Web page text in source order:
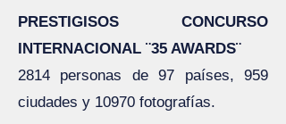
PRESTIGISOS CONCURSO
INTERNACIONAL ¨35 AWARDS¨
2814 personas de 97 países, 959
ciudades y 10970 fotografías.